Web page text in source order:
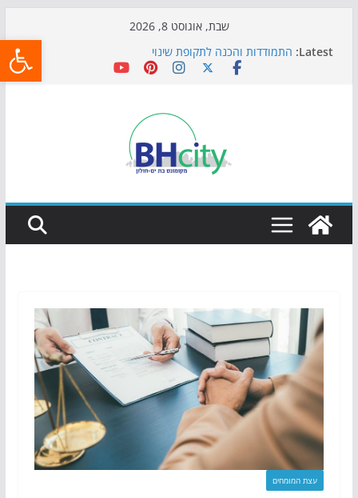
שבת, אוגוסט 8, 2026
Latest: התמודדות והכנה לתקופת שינוי
אי ההרפתקאות ממשיך לכבוש את הגינות: מאות משפחות
כדורגל באווירה מיוחדת: הקרנת גמר המונדיאל בטרמינל
הקיץ של בני הנוער בבת־ים: חוף הריביירה הופך למרחב
בטוח בשעות הערב
עצת המומחים